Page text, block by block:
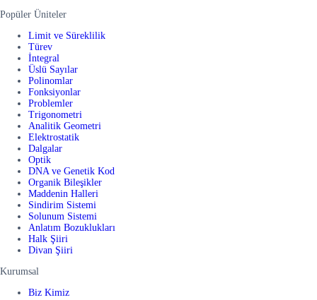
Popüler Üniteler
Limit ve Süreklilik
Türev
İntegral
Üslü Sayılar
Polinomlar
Fonksiyonlar
Problemler
Trigonometri
Analitik Geometri
Elektrostatik
Dalgalar
Optik
DNA ve Genetik Kod
Organik Bileşikler
Maddenin Halleri
Sindirim Sistemi
Solunum Sistemi
Anlatım Bozuklukları
Halk Şiiri
Divan Şiiri
Kurumsal
Biz Kimiz